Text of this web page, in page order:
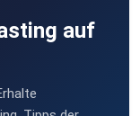
auf